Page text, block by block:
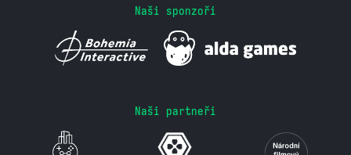
Naši sponzoři
Naši partneři